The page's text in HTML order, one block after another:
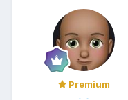
Premium